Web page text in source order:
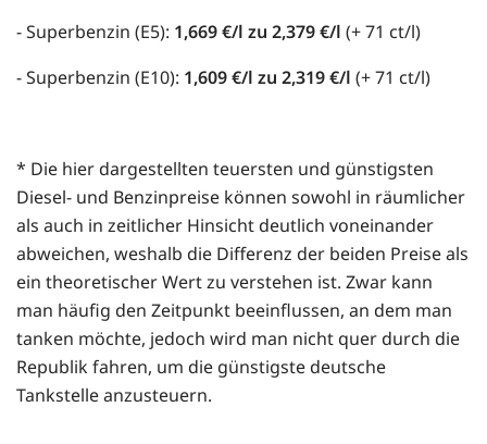
- Superbenzin (E5): 1,669 €/l zu 2,379 €/l (+ 71 ct/l)
- Superbenzin (E10): 1,609 €/l zu 2,319 €/l (+ 71 ct/l)
* Die hier dargestellten teuersten und günstigsten
Diesel- und Benzinpreise können sowohl in räumlicher
als auch in zeitlicher Hinsicht deutlich voneinander
abweichen, weshalb die Differenz der beiden Preise als
ein theoretischer Wert zu verstehen ist. Zwar kann
man häufig den Zeitpunkt beeinflussen, an dem man
tanken möchte, jedoch wird man nicht quer durch die
Republik fahren, um die günstigste deutsche
Tankstelle anzusteuern.